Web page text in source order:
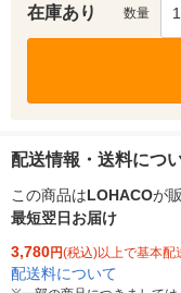
在庫あり 数量 1
配送情報・送料につ
この商品はLOHACOが
最短翌日お届け
3,780円(税込)以上で基本配
配送料について